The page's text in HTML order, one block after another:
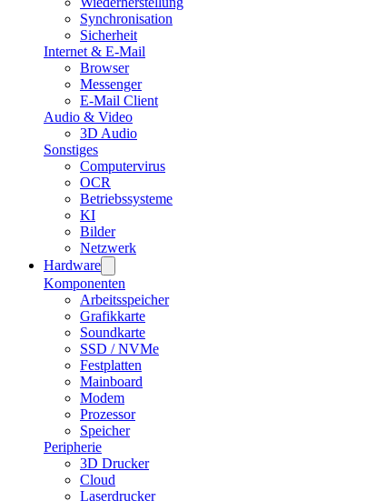
Synchronisation
Sicherheit
Internet & E-Mail
Browser
Messenger
E-Mail Client
Audio & Video
3D Audio
Sonstiges
Computervirus
OCR
Betriebssysteme
KI
Bilder
Netzwerk
Hardware
Komponenten
Arbeitsspeicher
Grafikkarte
Soundkarte
SSD / NVMe
Festplatten
Mainboard
Modem
Prozessor
Speicher
Peripherie
3D Drucker
Cloud
Laserdrucker